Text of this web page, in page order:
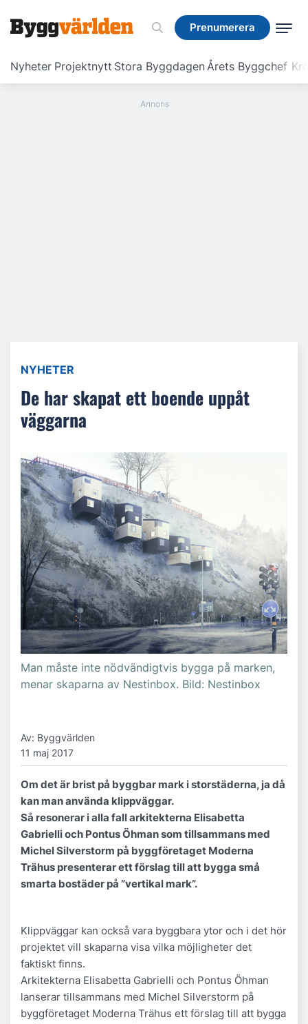
Prenumerera
Nyheter Projektnytt Stora ByggdagenÅrets Byggchef
Prenumerera
NYHETER
De har skapat ett boende uppåt
väggarna
Man måste inte nödvändigtvis bygga på marken,
menar skaparna av Nestinbox. Bild: Nestinbox
Av: Byggvärlden
11 maj 2017
Om det är brist på byggbar mark i storstäderna, ja då
kan man använda klippväggar.
Så resonerar i alla fall arkitekterna Elisabetta
Gabrielli och Pontus Öhman som tillsammans med
Michel Silverstorm på byggföretaget Moderna
Trähus presenterar ett förslag till att bygga små
smarta bostäder på ”vertikal mark”.
Klippväggar kan också vara byggbara ytor och i det hör
projektet vill skaparna visa vilka möjligheter det
faktiskt finns.
Arkitekterna Elisabetta Gabrielli och Pontus Öhman
lanserar tillsammans med Michel Silverstorm på
byggföretaget Moderna Trähus ett förslag till att bygga